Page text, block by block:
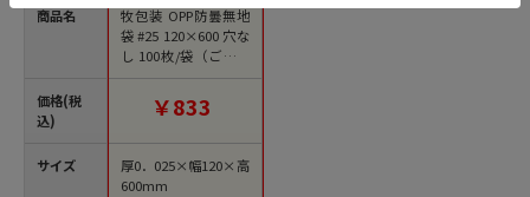
商品名
価格(税
込)
サイズ
牧包装 OPP防曇無地
袋 #25 120×600 穴な
し 100枚/袋（ご注文
単位50袋）【直送
￥833
厚0．025×幅120×高
600mm